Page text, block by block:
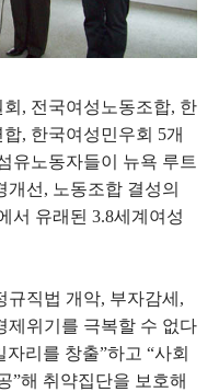
, 전국여성노동조합, 한
, 한국여성민우회 5개
유노동자들이 뉴욕 루트
선, 노동조합 결성의
서 유래된 3.8세계여성
규직법 개악, 부자감세,
제위기를 극복할 수 없다
리를 창출”하고 “사회
”해 취약집단을 보호해